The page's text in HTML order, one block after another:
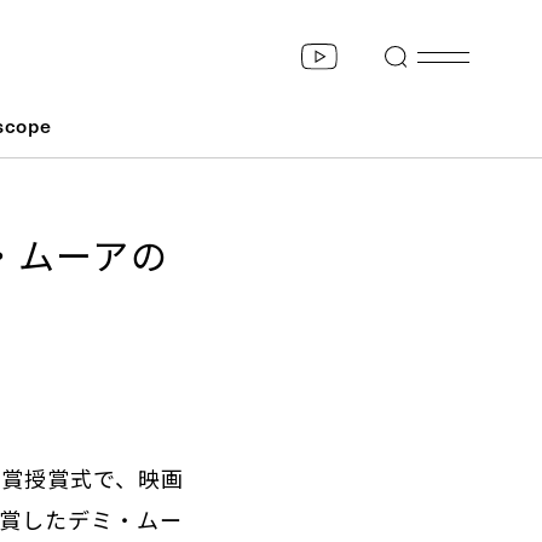
ーアの
授賞式で、映画
したデミ・ムー